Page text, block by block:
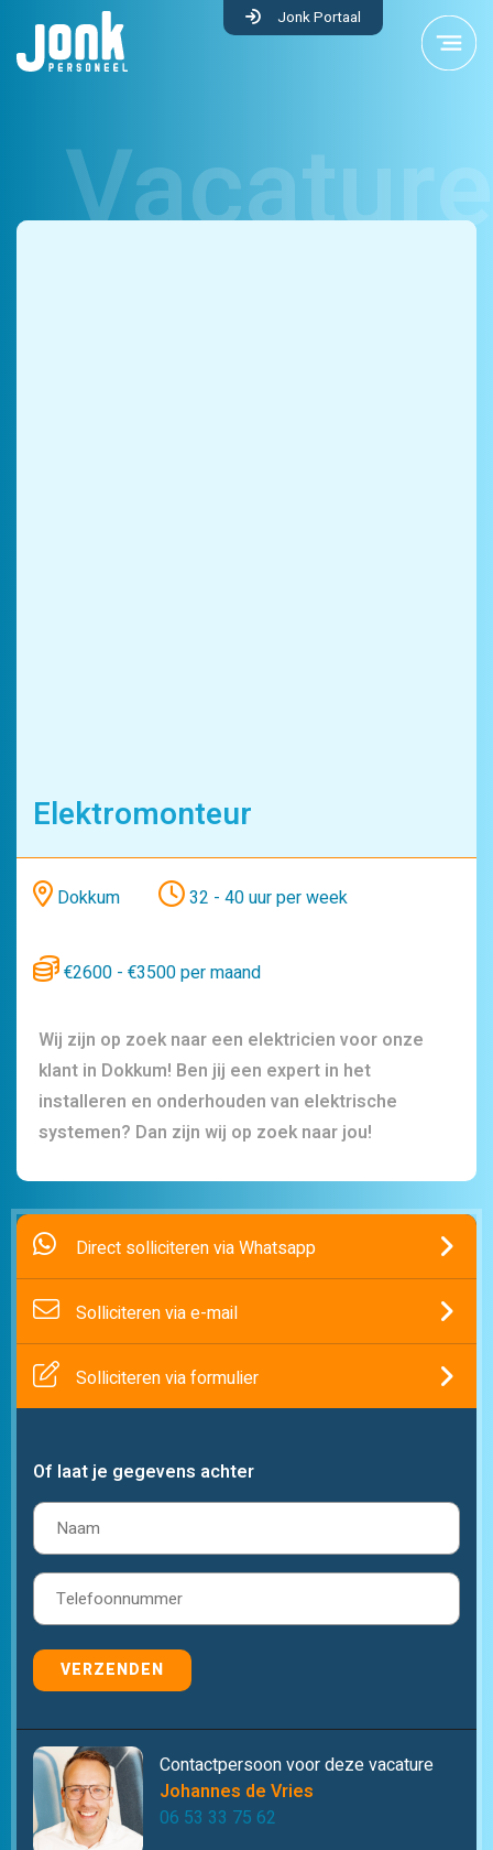
Jonk Portaal
Elektromonteur
Dokkum 32 - 40 uur per week
€2600 - €3500 per maand
Wij zijn op zoek naar een elektricien voor onze
klant in Dokkum! Ben jij een expert in het
installeren en onderhouden van elektrische
systemen? Dan zijn wij op zoek naar jou!
Direct solliciteren via Whatsapp
Solliciteren via e-mail
Solliciteren via formulier
Of laat je gegevens achter
Naam
Telefoon
VERZENDEN
Contactpersoon voor deze vacature
Johannes de Vries
06 53 33 75 62